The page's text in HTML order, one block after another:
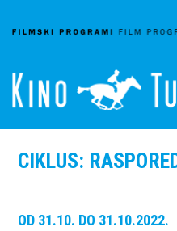
CIKLUS:
OD 31.10. DO 31.10.2022.